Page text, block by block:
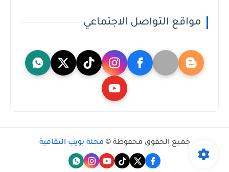
مواقع التواصل الاجتماعي
جميع الحقوق محفوظة © مجلة بويب الثقافية